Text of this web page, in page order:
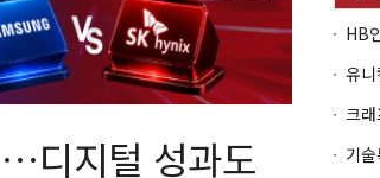
디지털 성과도
유